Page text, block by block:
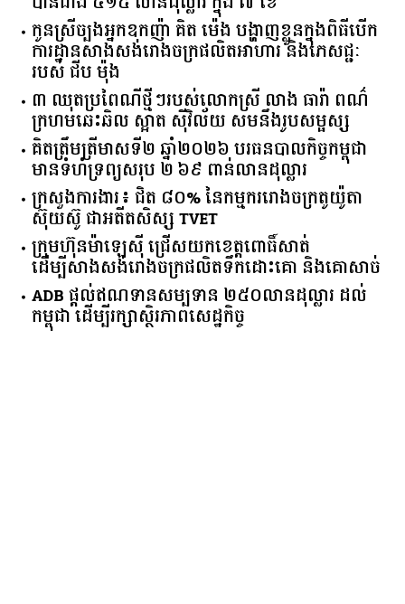
កូនស្រីច្បងអ្នកឧកញ៉ា គិត ម៉េង បង្ហាញខ្លួនក្នុងពិធីបើក
ការដ្ឋានសាងសង់រោងចក្រផលិតអាហារ និងភេសជ្ជៈ
របស់ ជីប ម៉ុង
៣ ឈុតប្រពៃណីថ្មីៗរបស់លោកស្រី លាង ធារ៉ា ពណ៌
ក្រហមឆេះឆិល ស្អាត ​ស៊ីវិល័យ សមនឹងរូបសម្ផស្ស
គិត​ត្រឹមត្រីមាស​ទី​២​ ​ឆ្នាំ​២០២៦​ បរធន​បាលកិច្ច​កម្ពុជា​ ​
មាន​ទំហំ​ទ្រព្យ​សរុប​ ​២.៦៩​ ​ពាន់លាន​ដុល្លារ​
ក្រសួង​ការងារ​៖ ​ជិត​ ​៨០​% ​នៃ​កម្មករ​រោងចក្រ​តូយ៉ូតា ​
ស៊ុយ​ស៊ូ ​ជា​អតីត​សិស្ស​ ​TVET​
ក្រុមហ៊ុន​ម៉ាឡេស៊ី ជ្រើសយកខេត្ដពោធិ៍សាត់
ដើម្បីសាងសង់រោងចក្រផលិតទឹកដោះគោ និងគោសាច់
ADB ផ្តល់ឥណទានសម្បទាន ២៥០លានដុល្លារ ដល់
កម្ពុជា ដើម្បីរក្សាស្ថិរភាពសេដ្ឋកិច្ច